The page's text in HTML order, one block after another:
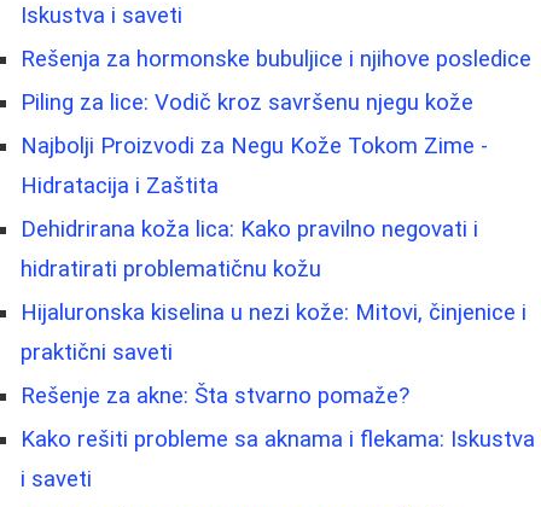
Iskustva i saveti
Rešenja za hormonske bubuljice i njihove posledice
Piling za lice: Vodič kroz savršenu njegu kože
Najbolji Proizvodi za Negu Kože Tokom Zime -
Hidratacija i Zaštita
Dehidrirana koža lica: Kako pravilno negovati i
hidratirati problematičnu kožu
Hijaluronska kiselina u nezi kože: Mitovi, činjenice i
praktični saveti
Rešenje za akne: Šta stvarno pomaže?
Kako rešiti probleme sa aknama i flekama: Iskustva
i saveti